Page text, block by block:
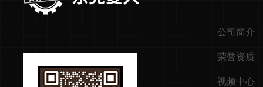
公司简介
荣誉资质
视频中心